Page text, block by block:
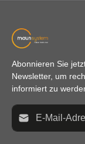
Abonnieren Sie
Newsletter, um
informiert zu
E-Mail-Adresse*